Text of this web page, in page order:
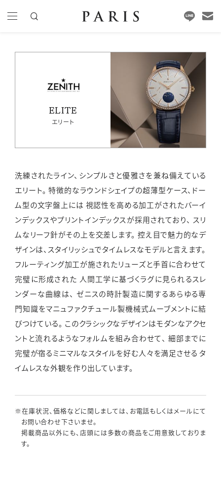
ELITE
エリート
洗練されたライン、シンプルさと優雅さを兼ね備えている
エリート。 特徴的なラウンドシェイプの超薄型ケース、ドー
ム型の文字盤上には 視認性を高める加工がされたバーイ
ンデックスやプリントインデックスが採用されており、 スリ
ムなリーフ針がその上を交差します。 控え目で魅力的なデ
ザインは、スタイリッシュでタイムレスなモデルと言えます。
フルーティング加工が施されたリューズと手首に合わせて
完璧に形成された 人間工学に基づくラグに見られるスレ
ンダーな曲線は、 ゼニスの時計製造に関するあらゆる専
門知識をマニュファクチュール製機械式ムーブメントに結
びつけている。 このクラシックなデザインはモダンなアクセ
ントと流れるようなフォルムを組み合わせて、 細部までに
完璧が宿るミニマルなスタイルを好む人々を満足させる タ
イムレスな外観を作り出しています。
※在庫状況、価格などに関しましては、お電話もしくはメールにて
お問い合わせ下さいませ。
掲載商品以外にも、店頭には多数の商品をご用意致しておりま
す。